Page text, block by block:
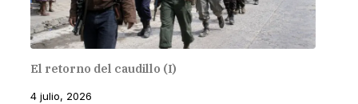
El retorno del caudillo (I)
4 julio, 2026